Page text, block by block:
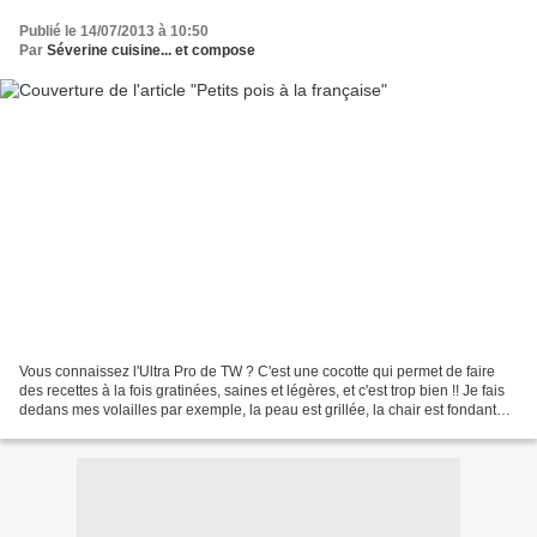
Publié le 14/07/2013 à 10:50
Par Séverine cuisine... et compose
Vous connaissez l'Ultra Pro de TW ? C'est une cocotte qui permet de faire
des recettes à la fois gratinées, saines et légères, et c'est trop bien !! Je fais
dedans mes volailles par exemple, la peau est grillée, la chair est fondante.